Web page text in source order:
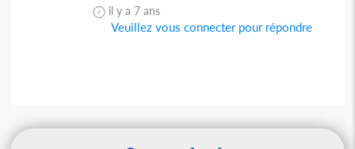
il y a 7 ans
Veuillez vous connecter pour répondre